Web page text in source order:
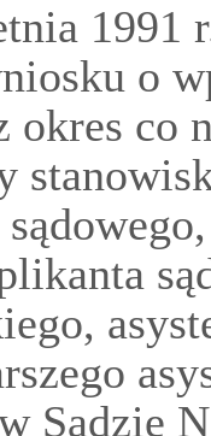
1991
o
okres co
Sądzie